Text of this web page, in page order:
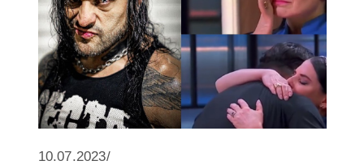
10.07.2023/